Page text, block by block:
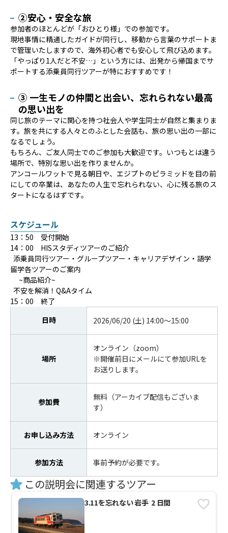
②安心・安全な旅
参加者のほとんどが「おひとり様」での参加です。
現地事情に精通したガイドが同行し、移動から言葉のサポートま
で管理いたしますので、海外初心者でも安心して飛び込めます。
「やっぱり1人だと不安…」という方には、出発から帰国までサ
ポートする添乗員同行ツアーが特におすすめです！
③ 一生モノの仲間と出会い、忘れられない最高
の思い出を
同じ旅のテーマに関心を持つ社会人や学生同士が自然と集まりま
す。旅を共にする人々とのふとした会話も、旅の思い出の一部に
なるでしょう。
もちろん、ご友人同士でのご参加も大歓迎です。いつもとは違う
場所で、特別な思い出を作りませんか。
アンコールワットで見る朝日や、エジプトのピラミッドを目の前
にしての卒業は、あなたの人生で忘れられない、心に残る旅のス
タートになるはずです。
スケジュール
13：50 受付開始
14：00 HISスタディツアーのご紹介
添乗員同行ツアー・グループツアー・キャリアデザイン・語学
留学各ツアーのご案内
~商品紹介~
不安を解消！Q&Aタイム
15：00 終了
日時
2026/06/20 (土) 14:00～15:00
場所
オンライン（zoom）
※開催前日にメールにて参加URLを
お送りします。
参加費
無料（アーカイブ配信もございま
す）
お申し込み方法 オンライン
参加方法 事前予約が必要です。
この説明会に関連するツアー
3.11を忘れない 岩手 2 日間